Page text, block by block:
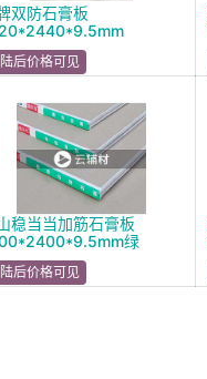
双防石膏板
后价格可见
稳当当加筋石膏板
绿
后价格可见